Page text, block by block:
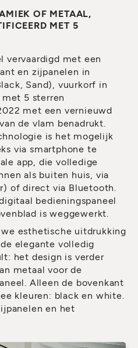
OF METAAL,
MET 5
vervaardigd met een
en zijpanelen in
Sand), vuurkorf in
5 sterren
met een vernieuwd
de vlam benadrukt.
is het mogelijk
via smartphone te
app, die volledige
als buiten huis, via
of direct via Bluetooth.
bedieningspaneel
is weggewerkt.
esthetische uitdrukking
elegante volledig
het design is verder
metaal voor de
Alleen de bovenkant
kleuren: black en white.
en het